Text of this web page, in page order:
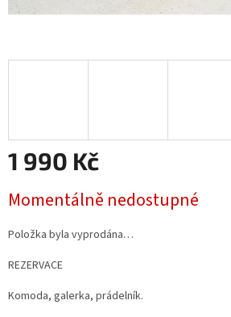
1 990 Kč
cena:
Momentálně nedostupné
Položka byla vyprodána…
REZERVACE
Komoda, galerka, prádelník.